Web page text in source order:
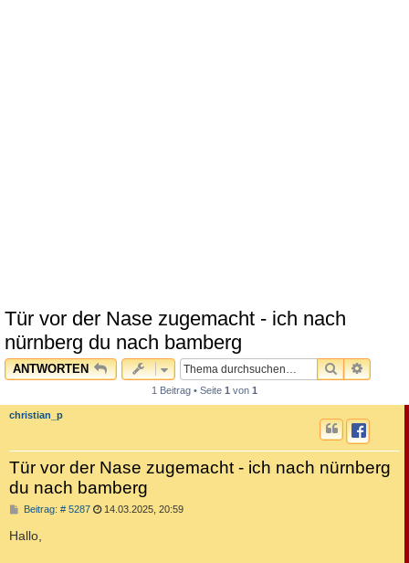
Tür vor der Nase zugemacht - ich nach
nürnberg du nach bamberg
ANTWORTEN SUCHE
1 Beitrag • Seite 1 von 1
christian_p
Tür vor der Nase zugemacht - ich nach nürnberg
du nach bamberg
Beitrag: # 5287B 14.03.2025, 20:59
Hallo,